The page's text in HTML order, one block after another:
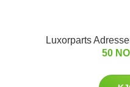
Luxorparts
50